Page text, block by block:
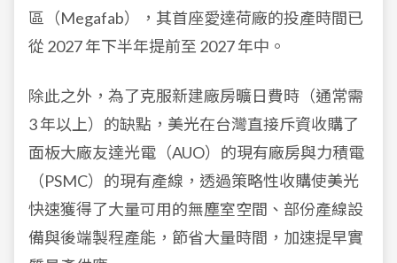
區（Megafab），其首座愛達荷廠的投產時間已
從 2027 年下半年提前至 2027 年中。
除此之外，為了克服新建廠房曠日費時（通常需
3 年以上）的缺點，美光在台灣直接斥資收購了
面板大廠友達光電（AUO）的現有廠房與力積電
（PSMC）的現有產線，透過策略性收購使美光
快速獲得了大量可用的無塵室空間、部份產線設
備與後端製程產能，節省大量時間，加速提早實